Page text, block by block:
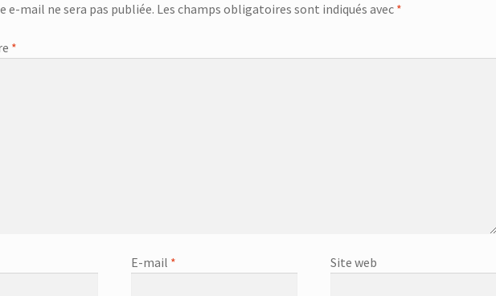
e-mail ne sera pas publiée. Les champs obligatoires sont indiqués avec *
*
E-mail * Site web